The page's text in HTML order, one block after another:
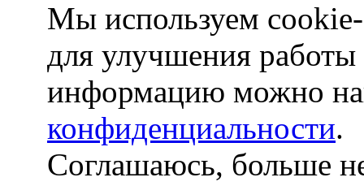
Мы используем
для улучшения
информацию можно
конфиденциальности.
Соглашаюсь, больше